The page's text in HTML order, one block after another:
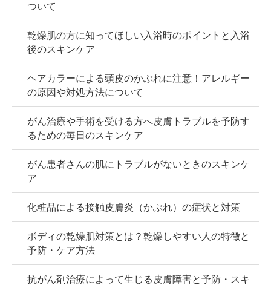
ついて
乾燥肌の方に知ってほしい入浴時のポイントと入浴
後のスキンケア
ヘアカラーによる頭皮のかぶれに注意！アレルギー
の原因や対処方法について
がん治療や手術を受ける方へ皮膚トラブルを予防す
るための毎日のスキンケア
がん患者さんの肌にトラブルがないときのスキンケ
ア
化粧品による接触皮膚炎（かぶれ）の症状と対策
ボディの乾燥肌対策とは？乾燥しやすい人の特徴と
予防・ケア方法
抗がん剤治療によって生じる皮膚障害と予防・スキ